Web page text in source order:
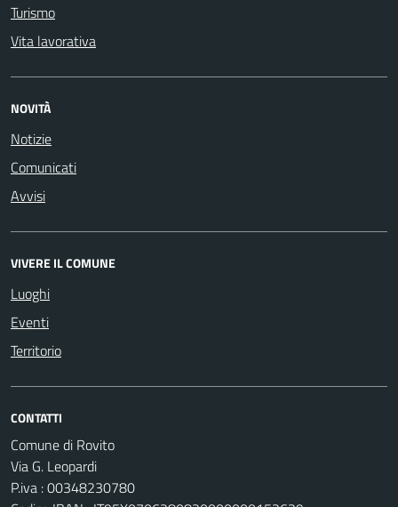
Turismo
Vita lavorativa
NOVITÀ
Notizie
Comunicati
Avvisi
VIVERE IL COMUNE
Luoghi
Eventi
Territorio
CONTATTI
Comune di Rovito
Via G. Leopardi
P.iva : 00348230780